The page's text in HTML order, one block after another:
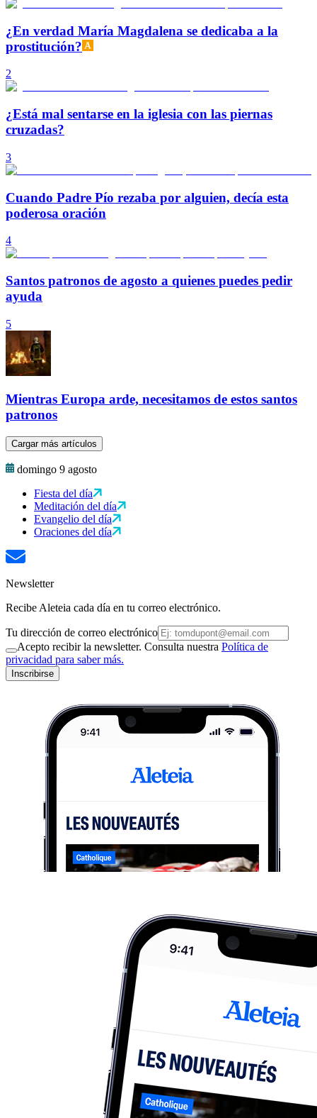
¿En verdad María Magdalena se dedicaba a la
prostitución?
2
¿Está mal sentarse en la iglesia con las piernas
cruzadas?
3
Cuando Padre Pío rezaba por alguien, decía esta
poderosa oración
4
Santos patronos de agosto a quienes puedes pedir
ayuda
5
Mientras Europa arde, necesitamos de estos santos
patronos
Cargar más artículos
domingo 9 agosto
Fiesta del día
Meditación del día
Evangelio del día
Oraciones del día
Newsletter
Recibe Aleteia cada día en tu correo electrónico.
Tu dirección de correo electrónico
Acepto recibir la newsletter. Consulta nuestra Política de
privacidad para saber más.
Inscribirse